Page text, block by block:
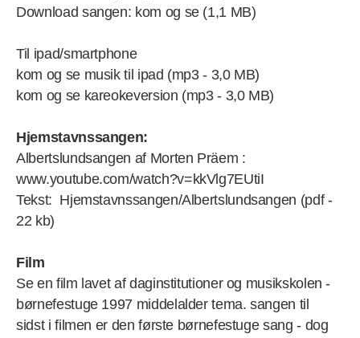
Download sangen: kom og se (1,1 MB)
Til ipad/smartphone
kom og se musik til ipad (mp3 - 3,0 MB)
kom og se kareokeversion (mp3 - 3,0 MB)
Hjemstavnssangen:
Albertslundsangen af Morten Präem :
www.youtube.com/watch?v=kkVlg7EUtiI
Tekst: Hjemstavnssangen/Albertslundsangen (pdf -
22 kb)
Film
Se en film lavet af daginstitutioner og musikskolen -
børnefestuge 1997 middelalder tema. sangen til
sidst i filmen er den første børnefestuge sang - dog